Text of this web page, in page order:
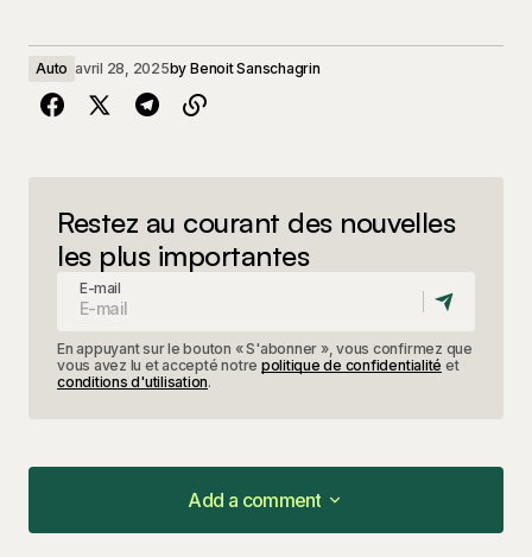
Auto avril 28, 2025by Benoit Sanschagrin
Restez au courant des nouvelles
les plus importantes
E-mail
En appuyant sur le bouton « S'abonner », vous confirmez que
vous avez lu et accepté notre politique de confidentialité et
conditions d'utilisation.
Add a comment
Add a comment